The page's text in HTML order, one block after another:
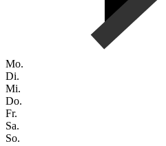
Mo.
Di.
Mi.
Do.
Fr.
Sa.
So.